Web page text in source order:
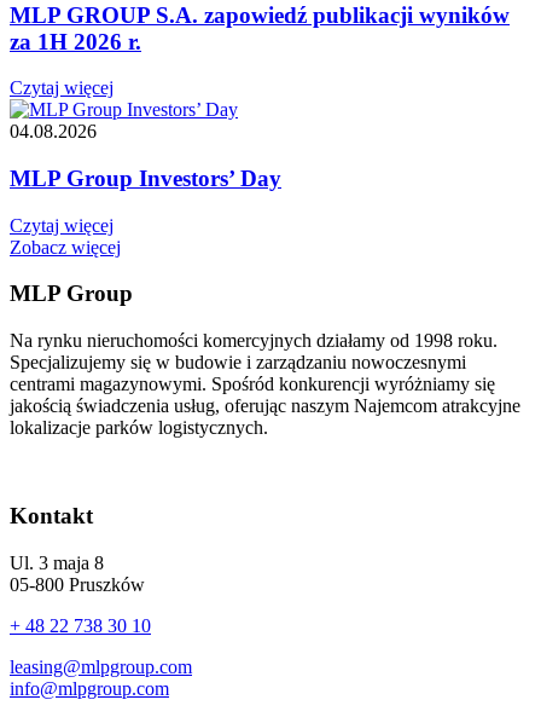
MLP GROUP S.A. zapowiedź publikacji wyników
za 1H 2026 r.
Czytaj więcej
04.08.2026
MLP Group Investors’ Day
Czytaj więcej
Zobacz więcej
MLP Group
Na rynku nieruchomości komercyjnych działamy od 1998 roku.
Specjalizujemy się w budowie i zarządzaniu nowoczesnymi
centrami magazynowymi. Spośród konkurencji wyróżniamy się
jakością świadczenia usług, oferując naszym Najemcom atrakcyjne
lokalizacje parków logistycznych.
Kontakt
Ul. 3 maja 8
05-800 Pruszków
+ 48 22 738 30 10
leasing@mlpgroup.com
info@mlpgroup.com